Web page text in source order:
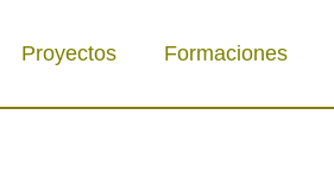
Proyectos Formaciones